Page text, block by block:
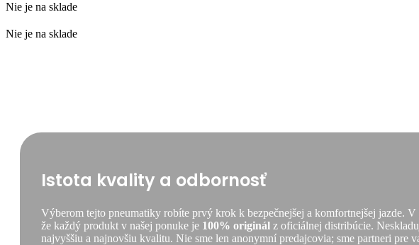
Nie je na sklade
Nie je na sklade
Istota kvality a odbornosť
Výberom tejto pneumatiky robíte prvý krok k bezpečnejšej a komfortnejšej jazde.
že každý produkt v našej ponuke je 100% originál z oficiálnej distribúcie.
najvyššiu a najnovšiu kvalitu. Nie sme len anonymní predajcovia; sme partneri pre